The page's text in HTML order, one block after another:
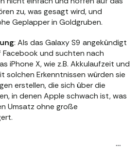
zu, was gesagt wird, und
Geplapper in Goldgruben.
: Als das Galaxy S9 angekündigt
Facebook und suchten nach
iPhone X, wie z.B. Akkulaufzeit und
solchen Erkenntnissen würden sie
erstellen, die sich über die
in denen Apple schwach ist, was
Umsatz ohne große